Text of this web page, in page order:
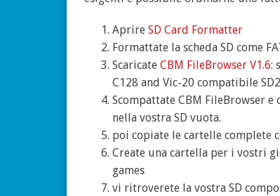
Aprire SD Card Formatter
Formattate la scheda SD come
Scaricate CBM FileBrowser V1.6:
C128 and Vic-20 compatibile
Scompattate CBM FileBrowser
nella vostra SD vuota.
poi copiate le cartelle complete
Create una cartella per i vostri
games
vi ritroverete la vostra SD